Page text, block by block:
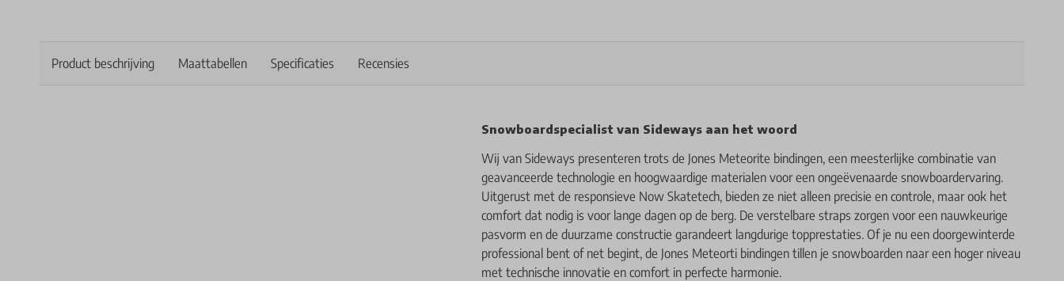
Product beschrijving Maattabellen Specificaties Recensies
Snowboardspecialist van Sideways aan het woord
Wij van Sideways presenteren trots de Jones Meteorite bindingen, een meesterlijke combinatie van
geavanceerde technologie en hoogwaardige materialen voor een ongeëvenaarde snowboardervaring.
Uitgerust met de responsieve Now Skatetech, bieden ze niet alleen precisie en controle, maar ook het
comfort dat nodig is voor lange dagen op de berg. De verstelbare straps zorgen voor een nauwkeurige
pasvorm en de duurzame constructie garandeert langdurige topprestaties. Of je nu een doorgewinterde
professional bent of net begint, de Jones Meteorti bindingen tillen je snowboarden naar een hoger niveau
met technische innovatie en comfort in perfecte harmonie.